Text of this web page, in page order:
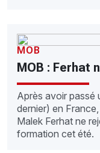
MOB
MOB : Ferhat
Après avoir passé
dernier) en
Malek Ferhat ne
formation cet été.